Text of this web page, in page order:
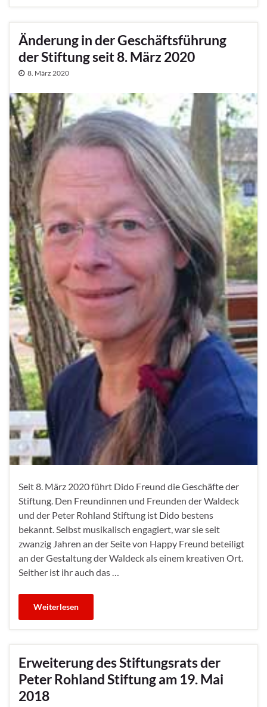
Änderung in der Geschäftsführung
der Stiftung seit 8. März 2020
8. März 2020
Seit 8. März 2020 führt Dido Freund die Geschäfte der
Stiftung. Den Freundinnen und Freunden der Waldeck
und der Peter Rohland Stiftung ist Dido bestens
bekannt. Selbst musikalisch engagiert, war sie seit
zwanzig Jahren an der Seite von Happy Freund beteiligt
an der Gestaltung der Waldeck als einem kreativen Ort.
Seither ist ihr auch das …
Weiterlesen
Erweiterung des Stiftungsrats der
Peter Rohland Stiftung am 19. Mai
2018